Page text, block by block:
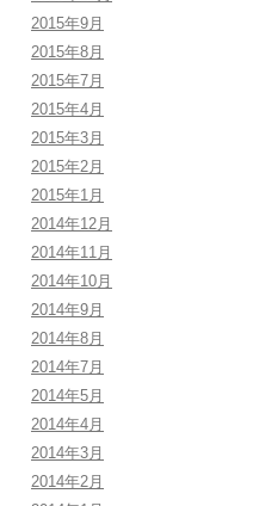
2015年9月
2015年8月
2015年7月
2015年4月
2015年3月
2015年2月
2015年1月
2014年12月
2014年11月
2014年10月
2014年9月
2014年8月
2014年7月
2014年5月
2014年4月
2014年3月
2014年2月